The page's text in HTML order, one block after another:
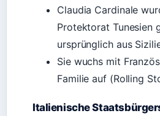
Claudia Cardinale
Protektorat Tunesien
ursprünglich aus
Sie wuchs mit
Familie auf (Rolling
Italienische